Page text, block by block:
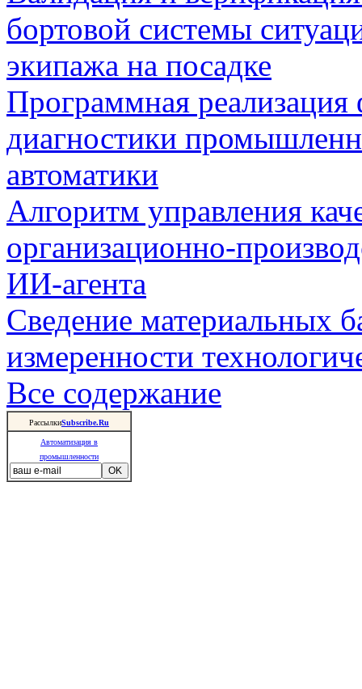
бортовой системы
экипажа на посадке
Программная
диагностики
автоматики
Алгоритм управления
организационно-
ИИ-агента
Сведение материальных
измеренности
Все содержание
РассылкиSubscribe.Ru
Автоматизация в
промышленности